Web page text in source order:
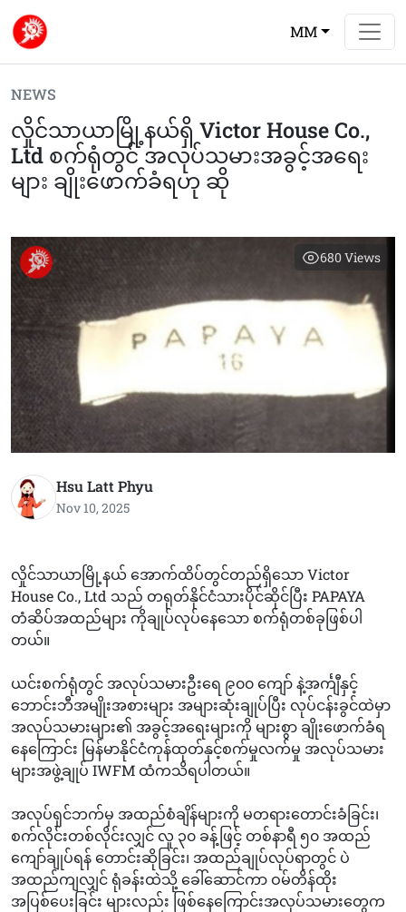
MM
NEWS
လှိုင်သာယာမြို့နယ်ရှိ Victor House Co.,
Ltd စက်ရုံတွင် အလုပ်သမားအခွင့်အရေး
များ ချိုးဖောက်ခံရဟု ဆို
680Views
Hsu Latt Phyu
Nov 10, 2025
လှိုင်သာယာမြို့နယ် အောက်ထိပ်တွင်တည်ရှိသော Victor
House Co., Ltd သည် တရုတ်နိုင်ငံသားပိုင်ဆိုင်ပြီး PAPAYA
တံဆိပ်အထည်များ ကိုချုပ်လုပ်နေသော စက်ရုံတစ်ခုဖြစ်ပါ
တယ်။
ယင်းစက်ရုံတွင် အလုပ်သမားဦးရေ ၉၀၀ ကျော် နဲ့အင်္ကျီနှင့်
ဘောင်းဘီအမျိုးအစားများ အများဆုံးချုပ်ပြီး လုပ်ငန်းခွင်ထဲမှာ
အလုပ်သမားများ၏ အခွင့်အရေးများကို များစွာ ချိုးဖောက်ခံရ
နေကြောင်း မြန်မာနိုင်ငံကုန်ထုတ်နှင့်စက်မှုလက်မှု အလုပ်သမား
များအဖွဲ့ချုပ် IWFM ထံကသိရပါတယ်။
အလုပ်ရှင်ဘက်မှ အထည်စံချိန်များကို မတရားတောင်းခံခြင်း၊
စက်လိုင်းတစ်လိုင်းလျှင် လူ ၃၀ ခန့်ဖြင့် တစ်နာရီ ၅၀ အထည်
ကျော်ချုပ်ရန် တောင်းဆိုခြင်း၊ အထည်ချုပ်လုပ်ရာတွင် ပဲ
အထည်ကျလျှင် ရုံခန်းထဲသို့ ခေါ်ဆောင်ကာ ဝမ်တိန်ထိုး
အပြစ်ပေးခြင်း များလည်း ဖြစ်နေကြောင်းအလုပ်သမားတွေက